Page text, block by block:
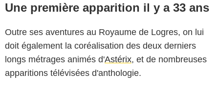
Une première apparition il y a 33 ans
Outre ses aventures au Royaume de Logres, on lui
doit également la coréalisation des deux derniers
longs métrages animés d'Astérix, et de nombreuses
apparitions télévisées d'anthologie.